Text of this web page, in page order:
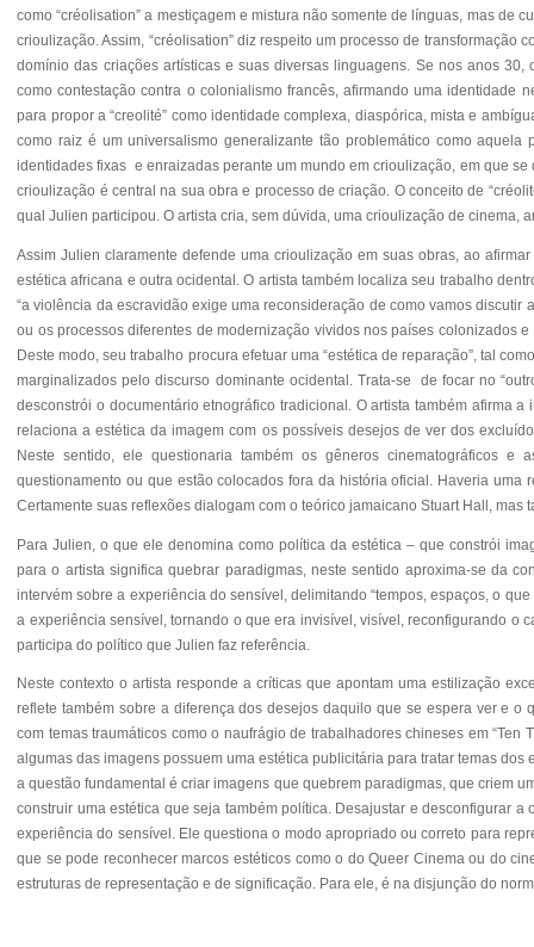
como “créolisation” a mestiçagem e mistura não somente de línguas, mas de
crioulização. Assim, “créolisation” diz respeito um processo de
domínio das criações artísticas e suas diversas linguagens.
Se nos anos 30,
como contestação contra o colonialismo francês, afirmando uma identidade
para propor a “creolité” como identidade complexa, diaspórica, mista e
como raiz é um universalismo generalizante tão problemático como aquela
identidades fixas e enraizadas perante um mundo em crioulização, em que
crioulização é central na sua obra e processo de criação. O conceito de
qual Julien participou. O artista cria, sem dúvida, uma crioulização de
Assim Julien claramente defende uma crioulização em suas obras, ao
estética africana e outra ocidental. O artista também localiza seu trabalho
“a violência da escravidão exige uma reconsideração de como vamos
ou os processos diferentes de modernização vividos nos países colonizados
Deste modo, seu trabalho procura efetuar uma “estética de reparação”, tal
marginalizados pelo discurso dominante ocidental. Trata-se de focar no
desconstrói o documentário etnográfico tradicional. O artista também afirma
relaciona a estética da imagem com os possíveis desejos de ver dos
Neste sentido, ele questionaria também os gêneros cinematográficos
questionamento ou que estão colocados fora da história oficial. Haveria
Certamente suas reflexões dialogam com o teórico jamaicano Stuart Hall,
Para Julien, o que ele denomina como política da estética – que constrói
para o artista significa quebrar paradigmas, neste sentido aproxima-se da
intervém sobre a experiência do sensível, delimitando “tempos, espaços, o
a experiência sensível, tornando o que era invisível, visível, reconfigurando o
participa do político que Julien faz referência.
Neste contexto o artista responde a críticas que apontam uma estilização
reflete também sobre a diferença dos desejos daquilo que se espera ver e
com temas traumáticos como o naufrágio de trabalhadores chineses em “Ten
algumas das imagens possuem uma estética publicitária para tratar temas
a questão fundamental é criar imagens que quebrem paradigmas, que criem
construir uma estética que seja também política. Desajustar e desconfigurar
experiência do sensível. Ele questiona o modo apropriado ou correto para
que se pode reconhecer marcos estéticos como o do Queer Cinema ou do
estruturas de representação e de significação. Para ele, é na disjunção do